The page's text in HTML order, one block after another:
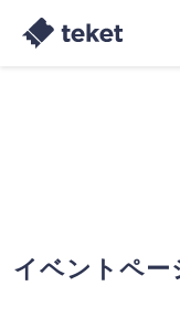
イベントペー